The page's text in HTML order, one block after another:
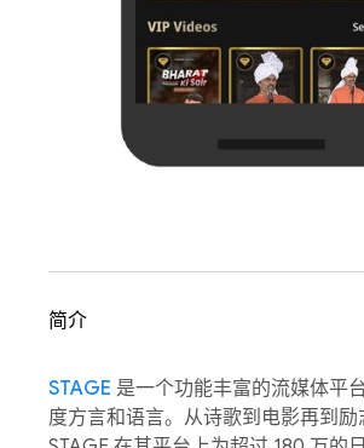
简介
STAGE 是一个功能丰富的流媒体平
度方言和语言。从诗歌到电影再到励